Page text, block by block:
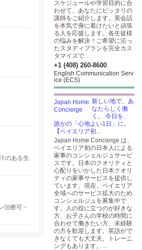
のある生
治療可・
スケジュールや学習目的に合
わせて、あなたにピッタリの
講師をご紹介します。英会話
を本気で身に着けたいと頑張
る人を応援します。各生徒様
の悩みを解決！ご希望に沿っ
たスタディプランを完全カス
タマイズで...
+1 (408) 260-8600
English Communication Serv
ice (ECS)
新しい地で、あ
なたらしく働
く。 今日を、
誰かの「心地よい1日」に。
【ベイエリア初...
Japan Home Concierge は、
ベイエリア初の日本人による
家事のコンシェルジュサービ
スです。日本のクオリティと
心配りをいかした日本クオリ
ティの家事サービスを提供し
ています。現在、ベイエリア
全域へのサービス拡大のため
コンシェルジュを募集中で
す。人の役に立つのが好きな
方、お子さんの学校の時間に
合わせて働きたい方、未経験
の方を歓迎します。英語がで
きなくても大丈夫。トレーニ
ングもあります。...